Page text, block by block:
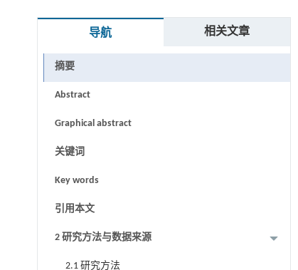
导航 相关文章
摘要
Abstract
Graphical abstract
关键词
Key words
引用本文
2 研究方法与数据来源
2.1 研究方法